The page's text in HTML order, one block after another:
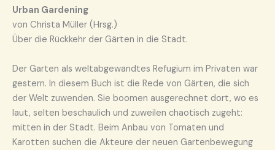
Urban Gardening
von Christa Müller (Hrsg.)
Über die Rückkehr der Gärten in die Stadt.
Der Garten als weltabgewandtes Refugium im Privaten war
gestern. In diesem Buch ist die Rede von Gärten, die sich
der Welt zuwenden. Sie boomen ausgerechnet dort, wo es
laut, selten beschaulich und zuweilen chaotisch zugeht:
mitten in der Stadt. Beim Anbau von Tomaten und
Karotten suchen die Akteure der neuen Gartenbewegung